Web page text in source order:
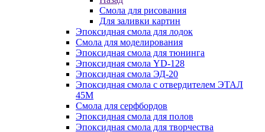
Смола для рисования
Для заливки картин
Эпоксидная смола для лодок
Смола для моделирования
Эпоксидная смола для тюнинга
Эпоксидная смола YD-128
Эпоксидная смола ЭД-20
Эпоксидная смола с отвердителем ЭТАЛ
45М
Смола для серфбордов
Эпоксидная смола для полов
Эпоксидная смола для творчества